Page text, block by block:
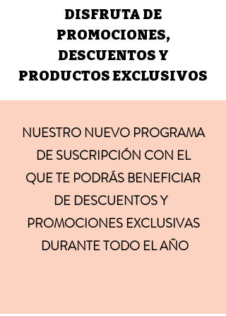
DISFRUTA DE
PROMOCIONES,
DESCUENTOS Y
PRODUCTOS EXCLUSIVOS
NUESTRO NUEVO PROGRAMA
DE SUSCRIPCIÓN CON EL
QUE TE PODRÁSBENEFICIAR
DE DESCUENTOS Y
PROMOCIONES EXCLUSIVAS
DURANTE TODO EL AÑO